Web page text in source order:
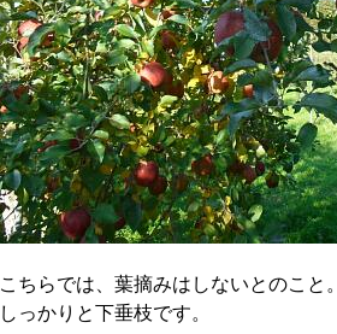
こちらでは、葉摘みはしないとのこと。
しっかりと下垂枝です。